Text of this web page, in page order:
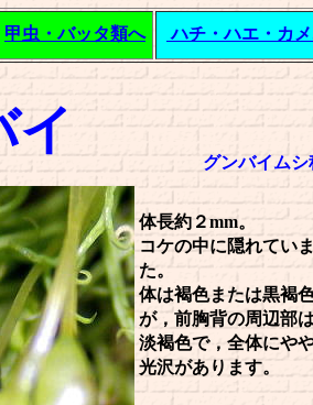
甲虫・バッタ類へ ハチ・ハエ・カ
イ
グンバイムシ
体長約２mm。
コケの中に隠れてい
た。
体は褐色または黒褐
が，前胸背の周辺部
淡褐色で，全体にや
光沢があります。